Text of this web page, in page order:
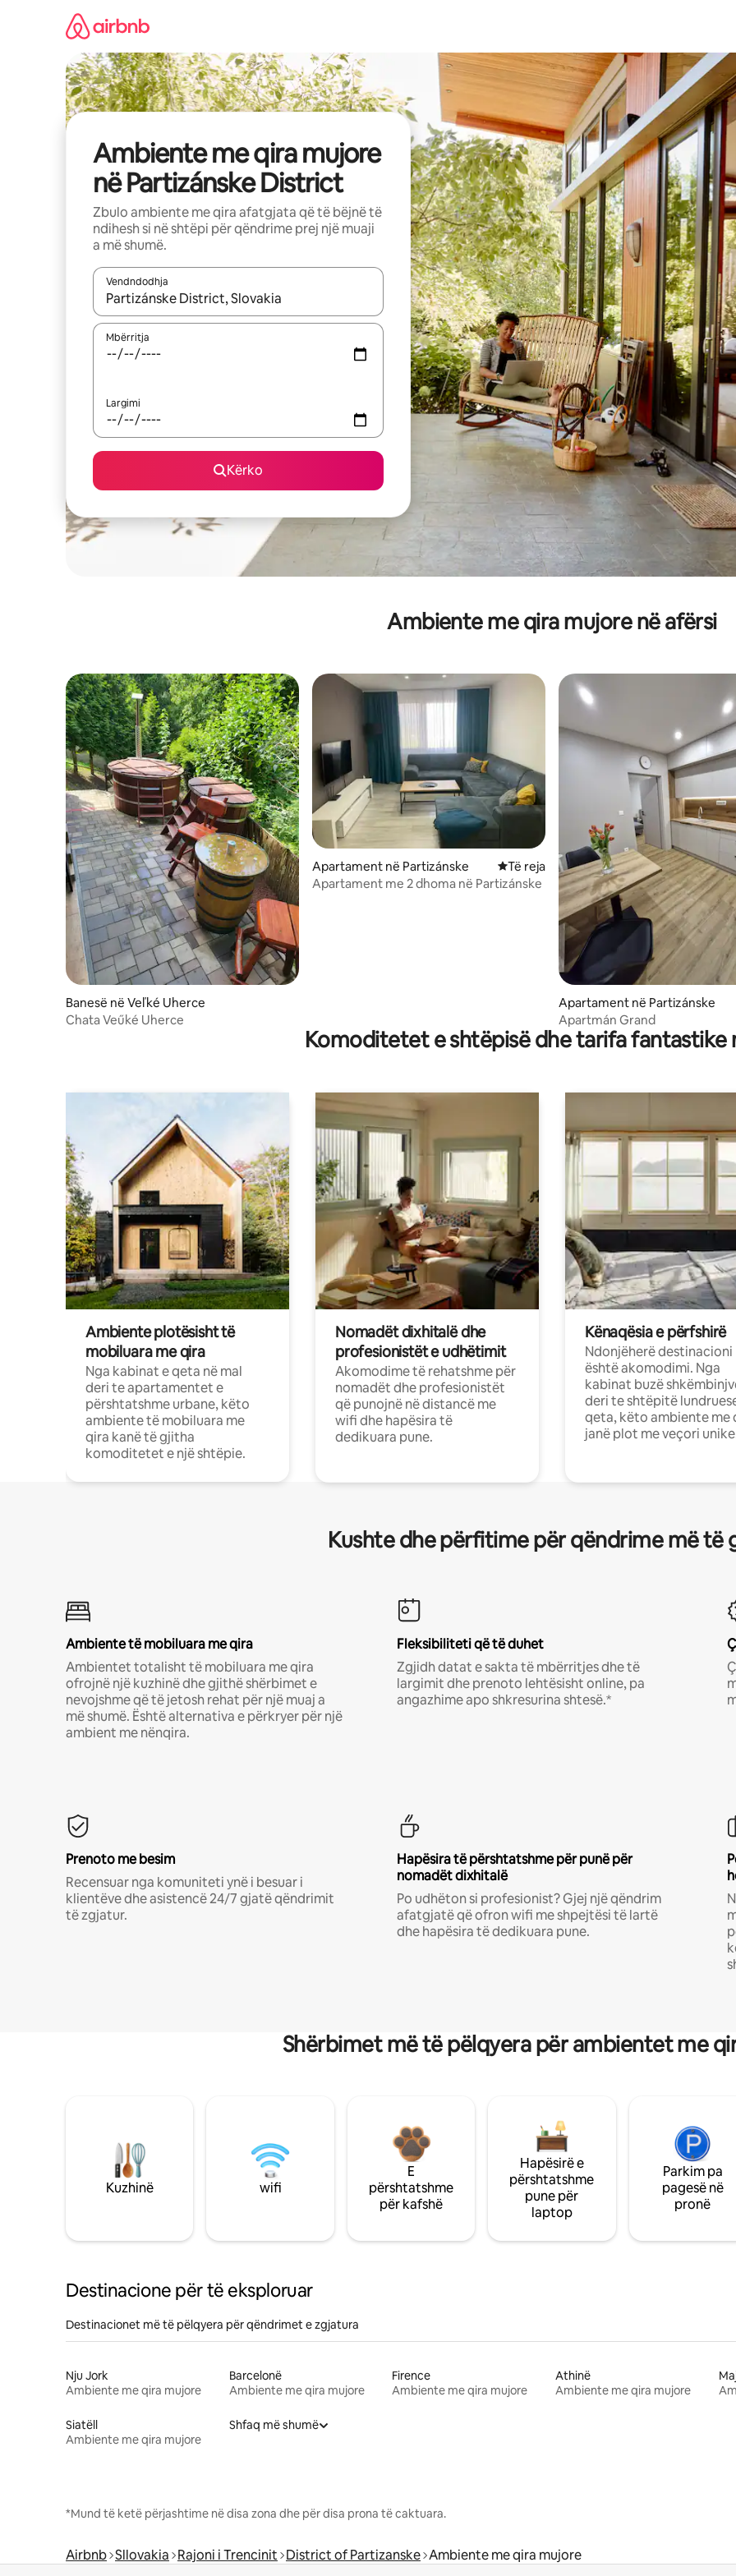
Ambiente me qira mujore
në Partizánske District
Zbulo ambiente me qira afatgjata që të bëjnë të
ndihesh si në shtëpi për qëndrime prej një muaji
a më shumë.
Vendndodhja
Kur rezultatet të jenë të disponueshme, lëviz me butonat e shigjetave lart e poshtë ose eksploro duke prekur ose duke
Mbërritja
Largimi
Kërko
Ambiente me qira mujore në afërsi
Banesë në Veľké Uherce
Chata Veűké Uherce
Apartament në Partizánske Vendqëndrim i ri
Të reja
Apartament me 2 dhoma në Partizánske
Apartament në Partizánske
Apartmán Grand
Komoditetet e shtëpisë dhe tarifa fantastike
Ambiente plotësisht të
mobiluara me qira
Nga kabinat e qeta në mal
deri te apartamentet e
përshtatshme urbane, këto
ambiente të mobiluara me
qira kanë të gjitha
komoditetet e një shtëpie.
Nomadët dixhitalë dhe
profesionistët e udhëtimit
Akomodime të rehatshme për
nomadët dhe profesionistët
që punojnë në distancë me
wifi dhe hapësira të
dedikuara pune.
Kënaqësia e përfshirë
Ndonjëherë destinacioni
është akomodimi. Nga
kabinat buzë
deri te shtëpitë
qeta, këto ambiente me
janë plot me veçori
Kushte dhe përfitime për qëndrime më të
Ambiente të mobiluara me qira
Ambientet totalisht të mobiluara me qira
ofrojnë një kuzhinë dhe gjithë shërbimet e
nevojshme që të jetosh rehat për një muaj a
më shumë. Është alternativa e përkryer për një
ambient me nënqira.
Fleksibiliteti që të duhet
Zgjidh datat e sakta të mbërritjes dhe të
largimit dhe prenoto lehtësisht online, pa
angazhime apo shkresurina shtesë.*
Prenoto me besim
Recensuar nga komuniteti ynë i besuar i
klientëve dhe asistencë 24/7 gjatë qëndrimit
të zgjatur.
Hapësira të përshtatshme për punë për
nomadët dixhitalë
Po udhëton si profesionist? Gjej një qëndrim
afatgjatë që ofron wifi me shpejtësi të lartë
dhe hapësira të dedikuara pune.
Shërbimet më të pëlqyera për ambientet me
Kuzhinë wifi
E
përshtatshme
për kafshë
Hapësirë e
përshtatshme
pune për
laptop
Parkim pa
pagesë në
pronë
Destinacione për të eksploruar
Destinacionet më të pëlqyera për qëndrimet e zgjatura
Nju Jork
Ambiente me qira mujore
Barcelonë
Ambiente me qira mujore
Firence
Ambiente me qira mujore
Athinë
Ambiente me qira mujore
Siatëll
Ambiente me qira mujore
Shfaq më shumë
*Mund të ketë përjashtime në disa zona dhe për disa prona të caktuara.
Airbnb Sllovakia Rajoni i Trencinit District of Partizanske Ambiente me qira mujore